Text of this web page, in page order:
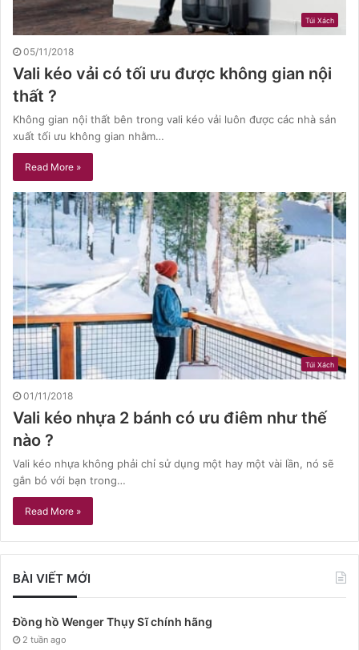
Túi Xách
05/11/2018
Vali kéo vải có tối ưu được không gian nội
thất ?
Không gian nội thất bên trong vali kéo vải luôn được các nhà sản
xuất tối ưu không gian nhằm…
Read More »
Túi Xách
01/11/2018
Vali kéo nhựa 2 bánh có ưu điêm như thế
nào ?
Vali kéo nhựa không phải chỉ sử dụng một hay một vài lần, nó sẽ
gắn bó với bạn trong…
Read More »
BÀI VIẾT MỚI
Đồng hồ Wenger Thụy Sĩ chính hãng
2 tuần ago